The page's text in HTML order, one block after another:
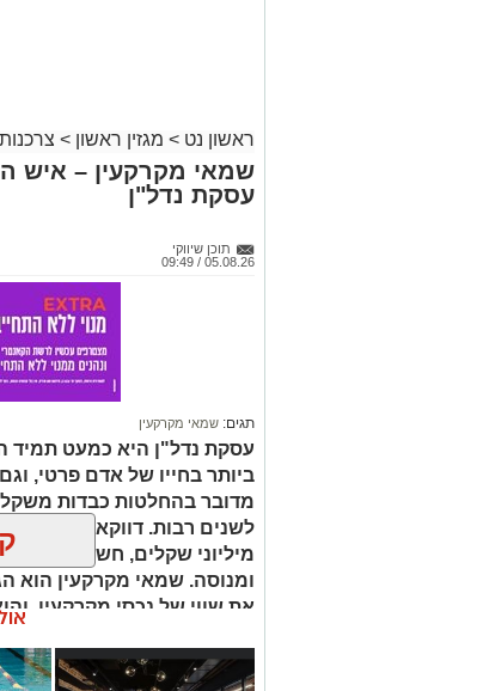
ראשון נט > מגזין ראשון > צרכנות
שמאי מקרקעין – איש
עסקת נדל"ן
תוכן שיווקי
05.08.26 / 09:49
תגים: שמאי מקרקעין
עסקת נדל"ן היא כמעט תמיד
ביותר בחייו של אדם פרטי,
מדובר בהחלטות כבדות
לשנים רבות. דווקא ברגעים
מיליוני שקלים, חשוב
ומנוסה. שמאי מקרקעין הוא
את שווי של נכסי מקרקעין,
החלטות מבוססות, שקולות